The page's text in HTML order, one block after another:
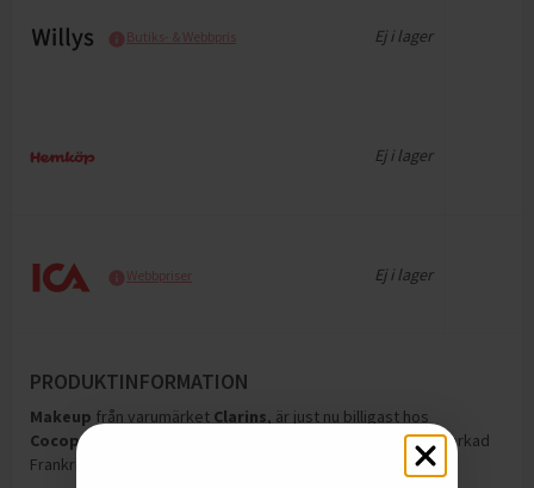
Butiks- & Webbpris Ej i lager
Ej i lager
Webbpriser Ej i lager
PRODUKTINFORMATION
Makeup från varumärket Clarins, är just nu billigast hos
Cocopanda
är tillverkad
Frankrike och väger 3.5g